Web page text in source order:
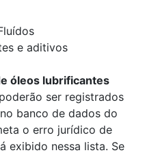
e aditivos
óleos lubrificantes
ser registrados
banco de dados do
o erro jurídico de
exibido nessa lista. Se